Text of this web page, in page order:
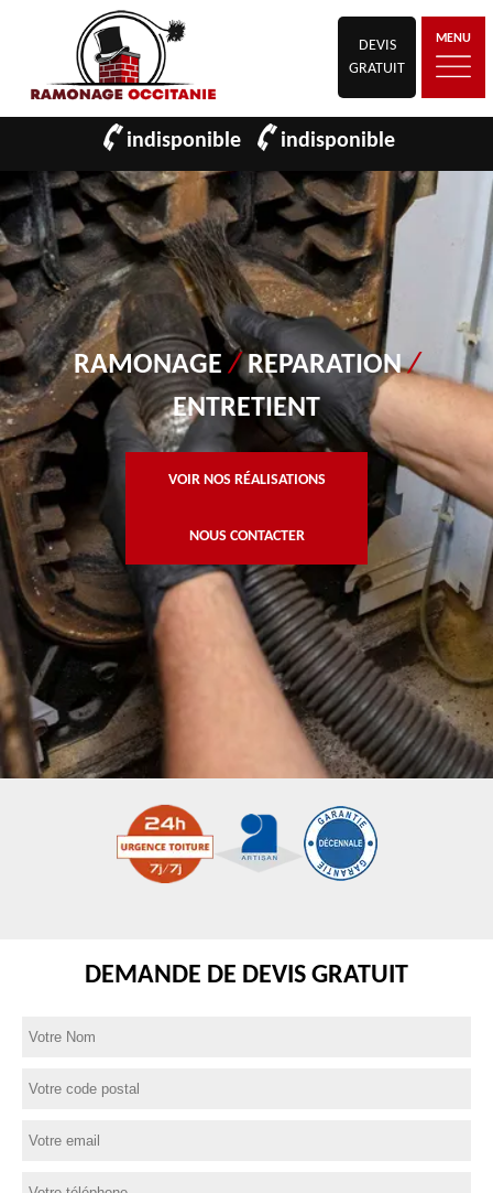
DEVIS
GRATUIT
MENU
indisponible indisponible
RAMONAGE/REPARATION/
ENTRETIENT
VOIR NOS RÉALISATIONS
NOUS CONTACTER
DEMANDE DE DEVIS GRATUIT